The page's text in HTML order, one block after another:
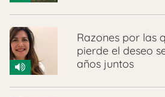
Razones por las
pierde el deseo
años juntos